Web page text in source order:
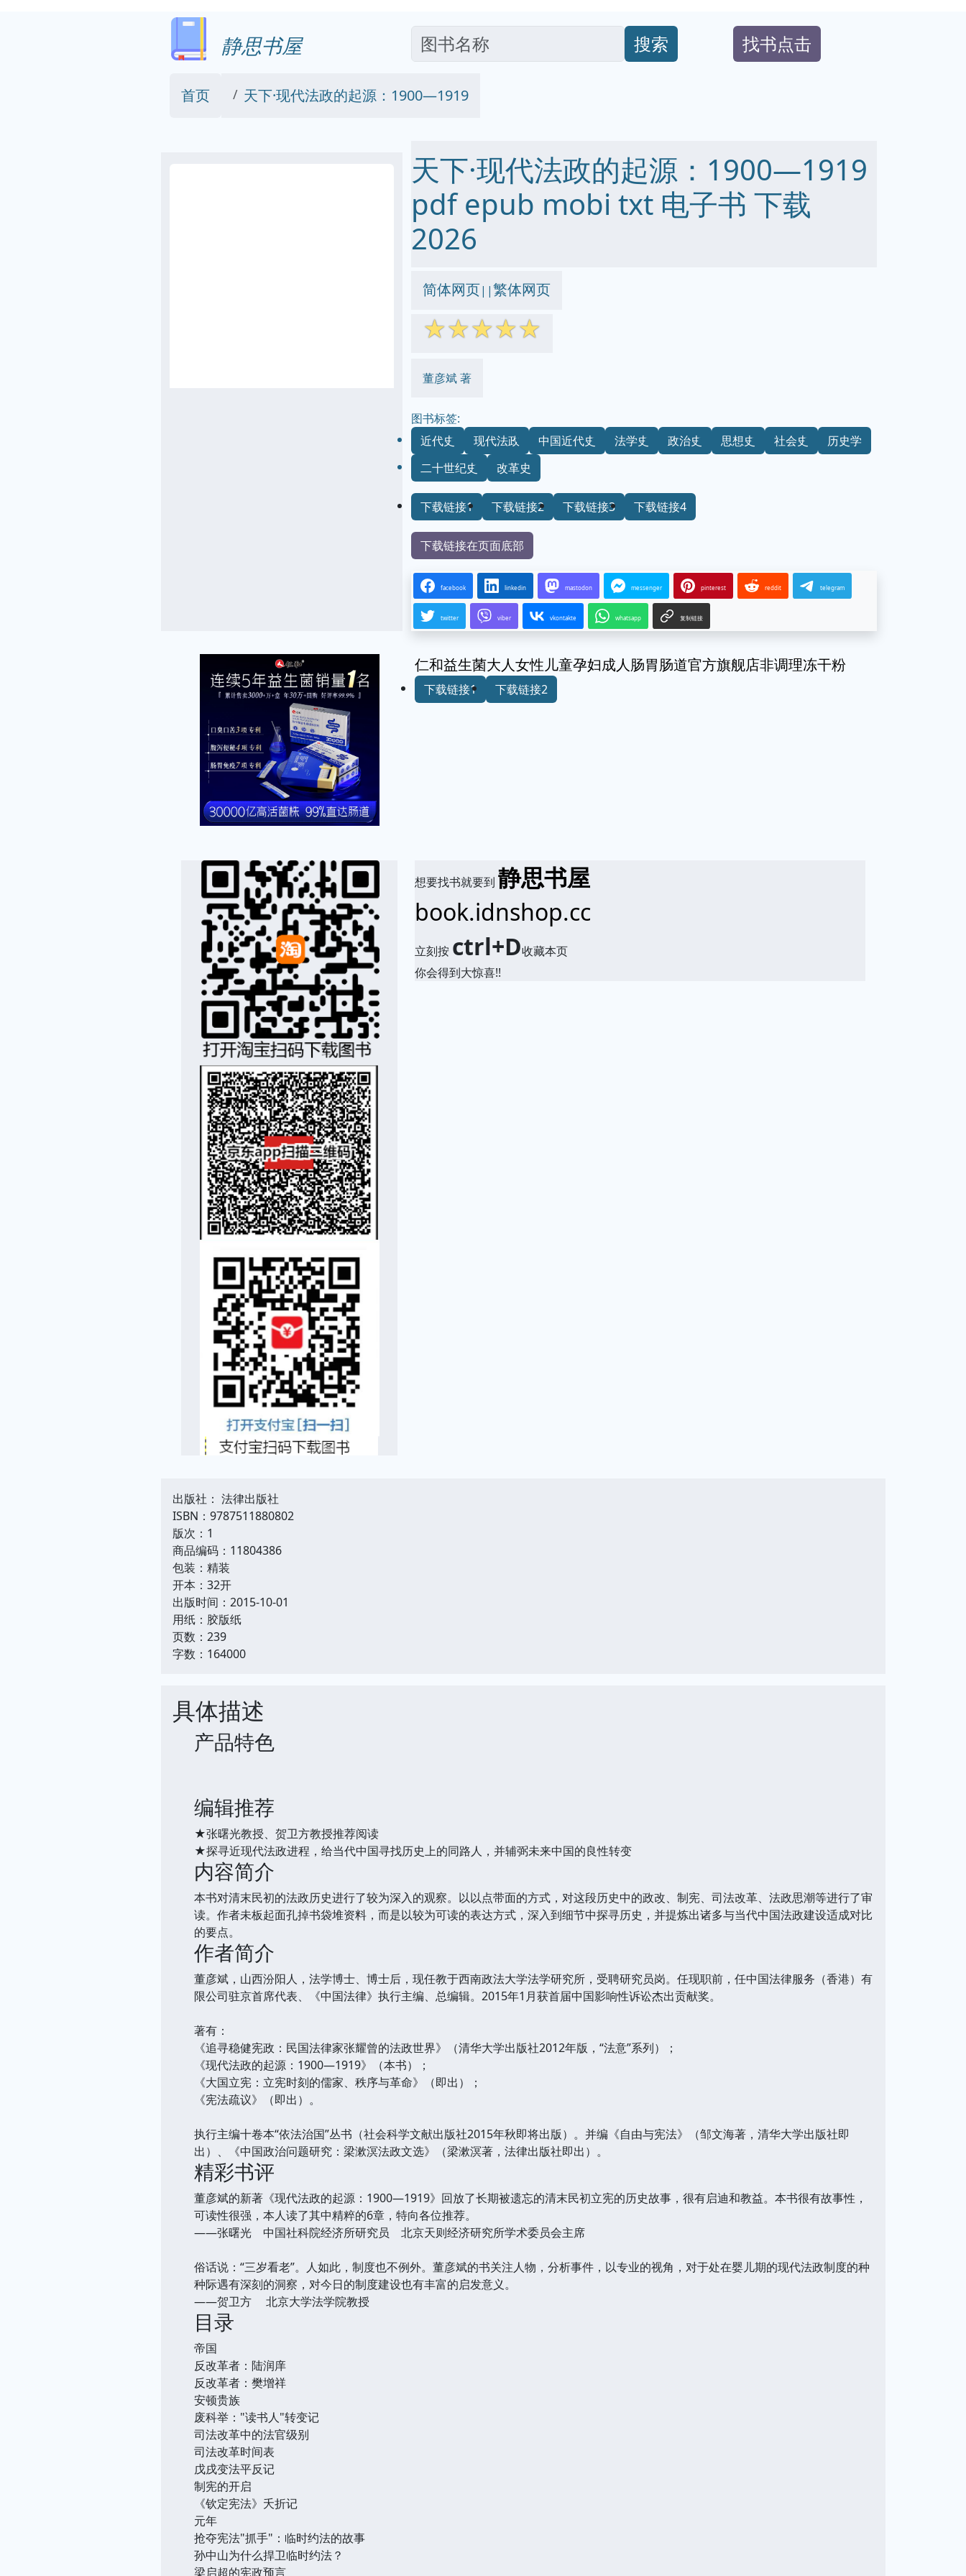
静思书屋 搜索 找书点击
首页 天下·现代法政的起源：1900—1919
天下·现代法政的起源：1900—1919
pdf epub mobi txt 电子书 下载
2026
简体网页||繁体网页
☆☆☆☆☆
董彦斌 著
图书标签:
近代史
现代法政 中国近代史 法学史 政治史 思想史 社会史
历史学
二十世纪史
改革史
下载链接1 下载链接2 下载链接3 下载链接4
下载链接在页面底部
facebook linkedin mastodon messenger pinterest reddit telegram
twitter viber vkontakte whatsapp 复制链接
仁和益生菌大人女性儿童孕妇成人肠胃肠道官方旗舰店非调理冻干粉
下载链接1 下载链接2
想要找书就要到静思书屋
book.idnshop.cc
立刻按 ctrl+D收藏本页
你会得到大惊喜!!
出版社： 法律出版社
ISBN：9787511880802
版次：1
商品编码：11804386
包装：精装
开本：32开
出版时间：2015-10-01
用纸：胶版纸
页数：239
字数：164000
具体描述
产品特色
编辑推荐
★张曙光教授、贺卫方教授推荐阅读
★探寻近现代法政进程，给当代中国寻找历史上的同路人，并辅弼未来中国的良性转变
内容简介
本书对清末民初的法政历史进行了较为深入的观察。以以点带面的方式，对这段历史中的政改、制宪、司法改革、法政思潮等进行了审
读。作者未板起面孔掉书袋堆资料，而是以较为可读的表达方式，深入到细节中探寻历史，并提炼出诸多与当代中国法政建设适成对比
的要点。
作者简介
董彦斌，山西汾阳人，法学博士、博士后，现任教于西南政法大学法学研究所，受聘研究员岗。任现职前，任中国法律服务（香港）有
限公司驻京首席代表、《中国法律》执行主编、总编辑。2015年1月获首届中国影响性诉讼杰出贡献奖。
著有：
《追寻稳健宪政：民国法律家张耀曾的法政世界》（清华大学出版社2012年版，“法意”系列）；
《现代法政的起源：1900—1919》（本书）；
《大国立宪：立宪时刻的儒家、秩序与革命》（即出）；
《宪法疏议》（即出）。
执行主编十卷本“依法治国”丛书（社会科学文献出版社2015年秋即将出版）。并编《自由与宪法》（邹文海著，清华大学出版社即
出）、《中国政治问题研究：梁漱溟法政文选》（梁漱溟著，法律出版社即出）。
精彩书评
董彦斌的新著《现代法政的起源：1900—1919》回放了长期被遗忘的清末民初立宪的历史故事，很有启迪和教益。本书很有故事性，
可读性很强，本人读了其中精粹的6章，特向各位推荐。
——张曙光 中国社科院经济所研究员 北京天则经济研究所学术委员会主席
俗话说：“三岁看老”。人如此，制度也不例外。董彦斌的书关注人物，分析事件，以专业的视角，对于处在婴儿期的现代法政制度的种
种际遇有深刻的洞察，对今日的制度建设也有丰富的启发意义。
——贺卫方 北京大学法学院教授
目录
帝国
反改革者：陆润庠
反改革者：樊增祥
安顿贵族
废科举："读书人"转变记
司法改革中的法官级别
司法改革时间表
戊戌变法平反记
制宪的开启
《钦定宪法》夭折记
元年
抢夺宪法"抓手"：临时约法的故事
孙中山为什么捍卫临时约法？
梁启超的宪政预言